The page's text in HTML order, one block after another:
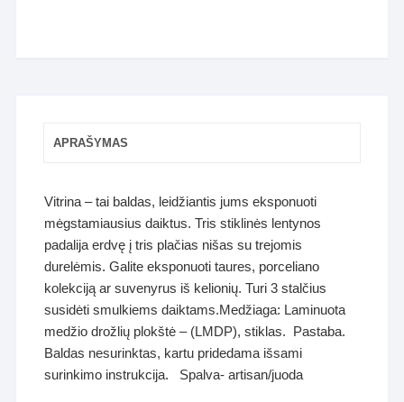
APRAŠYMAS
Vitrina– tai baldas, leidžiantis jums eksponuoti
mėgstamiausius daiktus. Tris stiklinės lentynos
padalija erdvę į tris plačias nišas su trejomis
durelėmis. Galite eksponuoti taures, porceliano
kolekciją ar suvenyrus iš kelionių. Turi 3 stalčius
susidėti smulkiems daiktams.Medžiaga: Laminuota
medžio drožlių plokštė – (LMDP), stiklas. Pastaba.
Baldas nesurinktas, kartu pridedama išsami
surinkimo instrukcija. Spalva- artisan/juoda